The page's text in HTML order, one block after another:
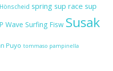
spring sup race sup
Wave Surfing Fisw Susak
Puyo tommaso pampinella